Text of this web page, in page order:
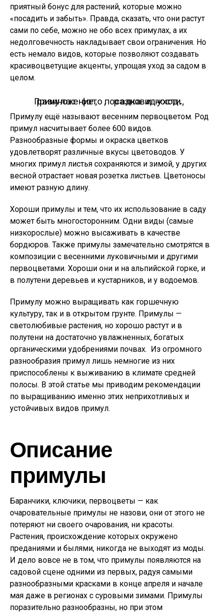
приятный бонус для растений, которые можно
«посадить и забыть». Правда, сказать, что они растут
сами по себе, можно не обо всех примулах, а их
недолговечность накладывает свои ограничения. Но
есть немало видов, которые позволяют создавать
красивоцветущие акценты, упрощая уход за садом в
целом.
Примула: фото, разновидности, размножение, посадка и уход.
Примулу ещё называют весенним первоцветом. Род
примул насчитывает более 600 видов.
Разнообразные формы и окраска цветков
удовлетворят различные вкусы цветоводов. У
многих примул листья сохраняются и зимой, у других
весной отрастает новая розетка листьев. Цветоносы
имеют разную длину.
Хороши примулы и тем, что их использование в саду
может быть многосторонним. Одни виды (самые
низкорослые) можно высаживать в качестве
бордюров. Также примулы замечательно смотрятся в
композиции с весенними луковичными и другими
первоцветами. Хороши они и на альпийской горке, и
в полутени деревьев и кустарников, и у водоемов.
Примулу можно выращивать как горшечную
культуру, так и в открытом грунте. Примулы —
светолюбивые растения, но хорошо растут и в
полутени на достаточно увлажненных, богатых
органическими удобрениями почвах. Из огромного
разнообразия примул лишь немногие из них
приспособлены к выживанию в климате средней
полосы. В этой статье мы приводим рекомендации
по выращиванию именно этих неприхотливых и
устойчивых видов примул.
Описание
примулы
Баранчики, ключики, первоцветы — как
очаровательные примулы не назови, они от этого не
потеряют ни своего очарования, ни красоты.
Растения, происхождение которых окружено
преданиями и былями, никогда не выходят из моды.
И дело вовсе не в том, что примулы появляются на
садовой сцене одними из первых, радуя самыми
разнообразными красками в конце апреля и начале
мая даже в регионах с суровыми зимами. Примулы
поразительно разнообразны, но при этом